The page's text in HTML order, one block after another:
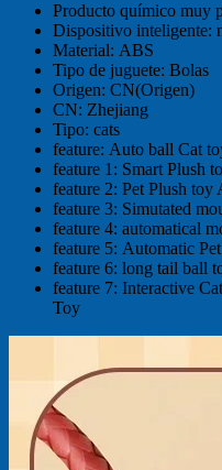
Producto químico muy
Dispositivo inteligente:
Material: ABS
Tipo de juguete: Bolas
Origen: CN(Origen)
CN: Zhejiang
Tipo: cats
feature: Auto ball Cat
feature 1: Smart Plush
feature 2: Pet Plush toy
feature 3: Simutated
feature 4: automatical
feature 5: Automatic
feature 6: long tail ball
feature 7: Interactive
Toy